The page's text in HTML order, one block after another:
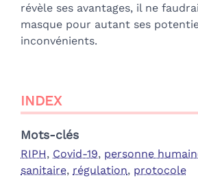
révèle ses avantages, il ne
masque pour autant ses
inconvénients.
INDEX
Mots-clés
RIPH, Covid-19, personne
sanitaire, régulation, protocole